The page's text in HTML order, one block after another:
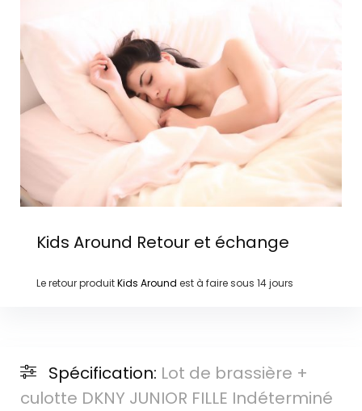
Kids Around Retour et échange
Le retour produitKids Around est à faire sous 14 jours
Spécification: Lot de brassière +
culotte DKNY JUNIOR FILLE Indéterminé